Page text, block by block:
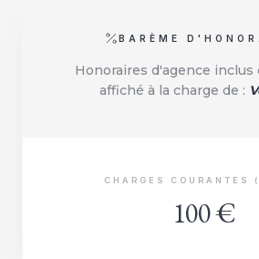
BARÈME
Honoraires d'agence inclus
affiché à la charge de :
CHARGES COURANTES
100 €